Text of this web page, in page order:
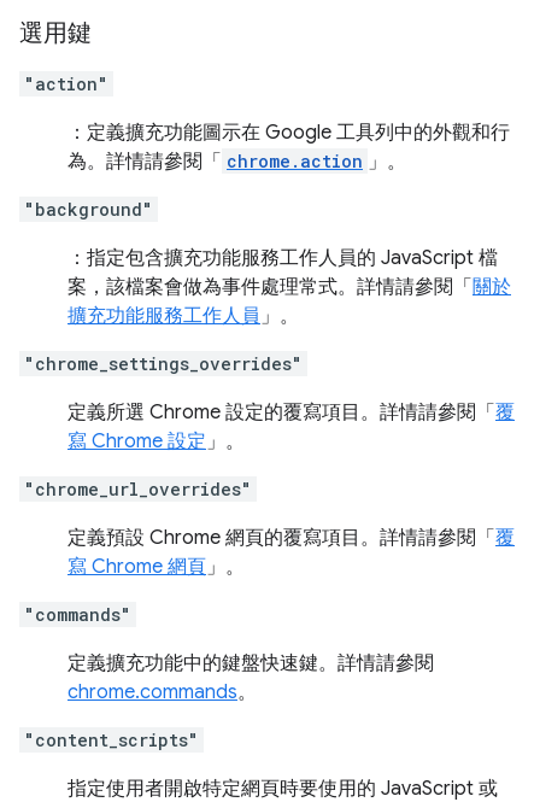
選用鍵
"action"
：定義擴充功能圖示在 Google 工具列中的外觀和行
為。詳情請參閱「 chrome.action 」。
"background"
：指定包含擴充功能服務工作人員的 JavaScript 檔
案，該檔案會做為事件處理常式。詳情請參閱「 關於
擴充功能服務工作人員」。
"chrome_settings_overrides"
定義所選 Chrome 設定的覆寫項目。詳情請參閱「 覆
寫 Chrome 設定」。
"chrome_url_overrides"
定義預設 Chrome 網頁的覆寫項目。詳情請參閱「 覆
寫 Chrome 網頁」。
"commands"
定義擴充功能中的鍵盤快速鍵。詳情請參閱
chrome.commands。
"content_scripts"
指定使用者開啟特定網頁時要使用的 JavaScript 或